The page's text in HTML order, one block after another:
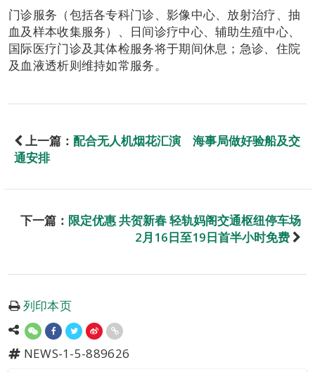
门诊服务（包括各专科门诊、影像中心、放射治疗、抽
血及样本收集服务）、日间诊疗中心、辅助生殖中心、
国际医疗门诊及其体检服务将于期间休息；急诊、住院
及血液透析则维持如常服务。
上一篇： 配合无人机烟花汇演 海事局做好验船及交
通安排
下一篇： 限定优惠 共贺新春 轻轨妈阁交通枢纽停车场
2月16日至19日首半小时免费
列印本页
NEWS-1-5-889626